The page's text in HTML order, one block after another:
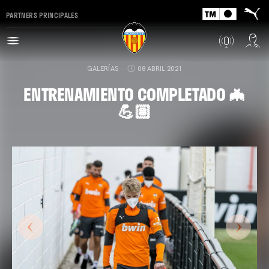
PARTNERS PRINCIPALES
GALERÍAS 08 ABRIL 2021
ENTRENAMIENTO COMPLETADO 🦇
💪🏽